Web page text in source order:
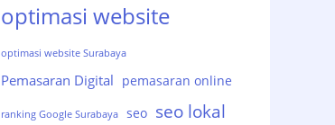
optimasi website
optimasi website Surabaya
Pemasaran Digital pemasaran online
ranking Google Surabaya seo seo lokal